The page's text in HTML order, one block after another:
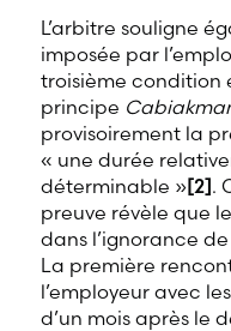
L’arbitre souligne
imposée par
troisième condition
principe
provisoirement la
« une durée
déterminable »[2].
preuve révèle que
dans l’ignorance
La première
l’employeur avec
d’un mois après le